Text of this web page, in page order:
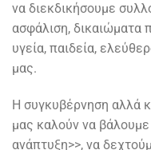
να διεκδικήσουμε
ασφάλιση,
υγεία, παιδεία,
μας.
Η συγκυβέρνηση αλλά
μας καλούν να
ανάπτυξη>>, να